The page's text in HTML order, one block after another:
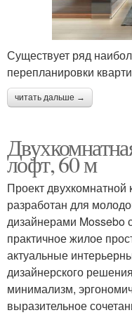
Существует ряд
перепланировки
читать дальше →
лофт, 60 м
Проект
разработан для
дизайнерами Mossebo
практичное жилое
актуальные
дизайнерского
минимализм,
выразительное